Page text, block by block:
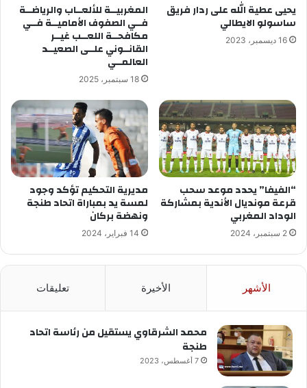
يحيى عطية الله على ردار فريق
ساسولو الايطالي
16 ديسمبر، 2023
المغربيــة للألعــاب والرياضــة
فــي الصفوف الأماميــة فــي
مكافحــة اللعــب غيــر
القانــوني علــى الصعيــد
العالمــي
18 سبتمبر، 2025
“الفيفا” يحدد موعد سحب
قرعة مونديال الأندية بمشاركة
الوداد المغربي
2 سبتمبر، 2024
مديرية التحكيم تؤكد وجود
لمسة يد بمباراة اتحاد طنجة
ونهضة بركان
14 فبراير، 2024
الأشهر الأخيرة تعليقات
محمد الشرقاوي يستقيل من رئاسة اتحاد
طنجة
7 أغسطس، 2023